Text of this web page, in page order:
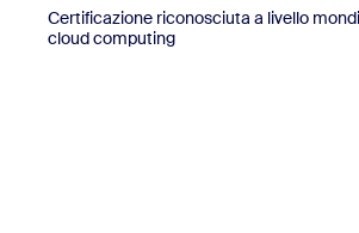
Certificazione riconosciuta a livello
cloud computing